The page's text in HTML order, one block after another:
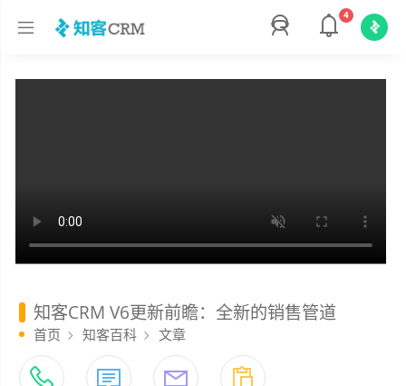
4
知客CRM V6更新前瞻：全新的销售管道
首页 知客百科 文章